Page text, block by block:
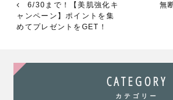
6/30まで！【美肌強化キ
ャンペーン】ポイントを集
めてプレゼントをGET！
無
CATEGORY
カテゴリー